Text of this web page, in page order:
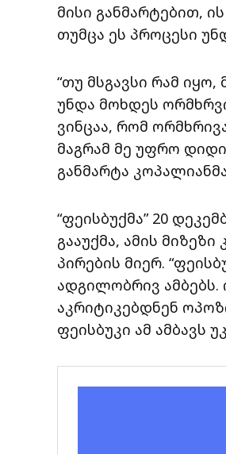
მისი განმარტებით,
თუმცა ეს პროცესი
“თუ მსგავსი რამ იყო,
უნდა მოხდეს
ვინცაა, რომ
მაგრამ მე უფრო
განმარტა
“ფეისბუქმა” 20
გააუქმა, ამის
პირების მიერ.
ადგილობრივ ამბებს.
აკრიტიკებდნენ
ფეისბუკი ამ ამბავს